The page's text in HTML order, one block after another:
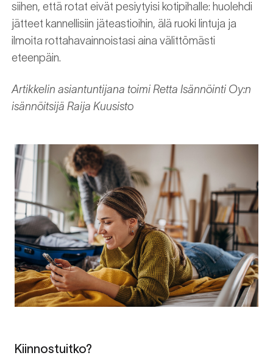
siihen, että rotat eivät pesiytyisi kotipihalle: huolehdi
jätteet kannellisiin jäteastioihin, älä ruoki lintuja ja
ilmoita rottahavainnoistasi aina välittömästi
eteenpäin.
Artikkelin asiantuntijana toimi Retta Isännöinti Oy:n
isännöitsijä Raija Kuusisto
Kiinnostuitko?